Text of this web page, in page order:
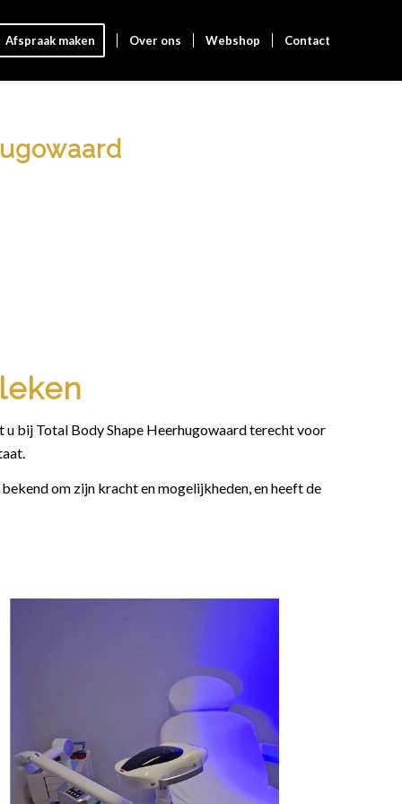
Afspraak maken Over ons Webshop Contact
bij Total Body Shape Heerhugowaard terecht voor
om zijn kracht en mogelijkheden, en heeft de